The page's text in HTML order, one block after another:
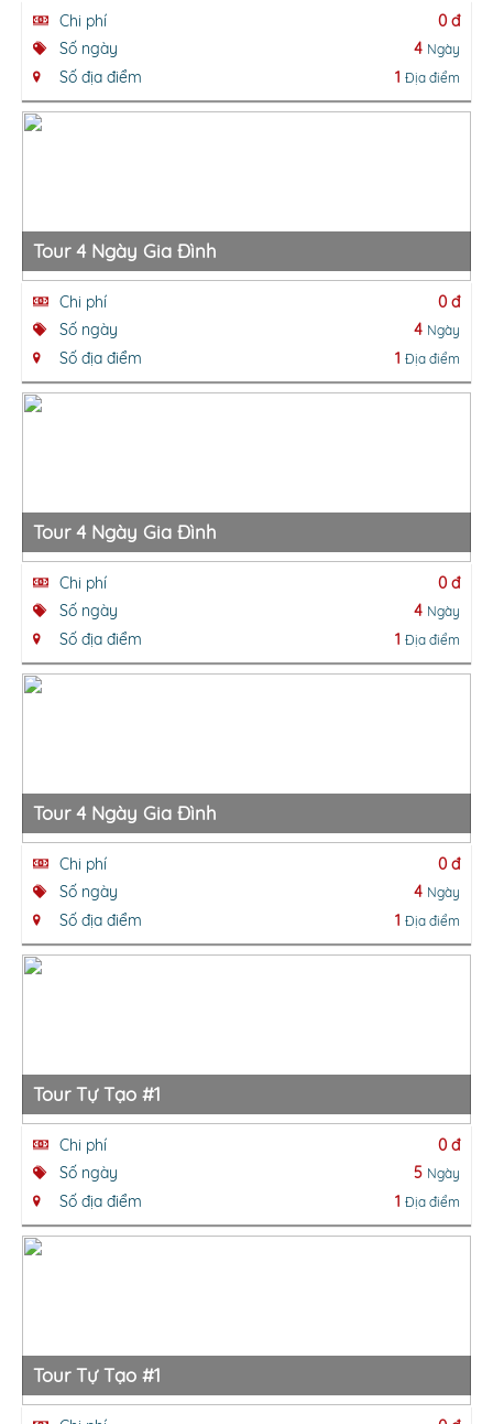
Chi phí
0 đ
Số ngày
4 Ngày
Số địa điểm 1 Địa điểm
Tour 4 Ngày Gia Đình
Chi phí
0 đ
Số ngày
4 Ngày
Số địa điểm 1 Địa điểm
Tour 4 Ngày Gia Đình
Chi phí
0 đ
Số ngày
4 Ngày
Số địa điểm 1 Địa điểm
Tour 4 Ngày Gia Đình
Chi phí
0 đ
Số ngày
4 Ngày
Số địa điểm 1 Địa điểm
Tour Tự Tạo #1
Chi phí
0 đ
Số ngày
5 Ngày
Số địa điểm 1 Địa điểm
Tour Tự Tạo #1